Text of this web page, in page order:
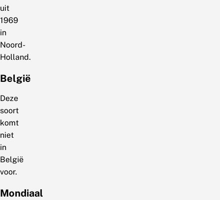
uit
1969
in
Noord-
Holland.
België
Deze
soort
komt
niet
in
België
voor.
Mondiaal